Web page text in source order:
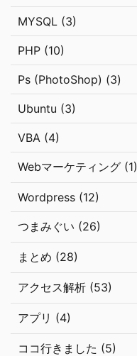
MYSQL (3)
PHP (10)
Ps (PhotoShop) (3)
Ubuntu (3)
VBA (4)
Webマーケティング (1)
Wordpress (12)
つまみぐい (26)
まとめ (28)
アクセス解析 (53)
アプリ (4)
ココ行きました (5)